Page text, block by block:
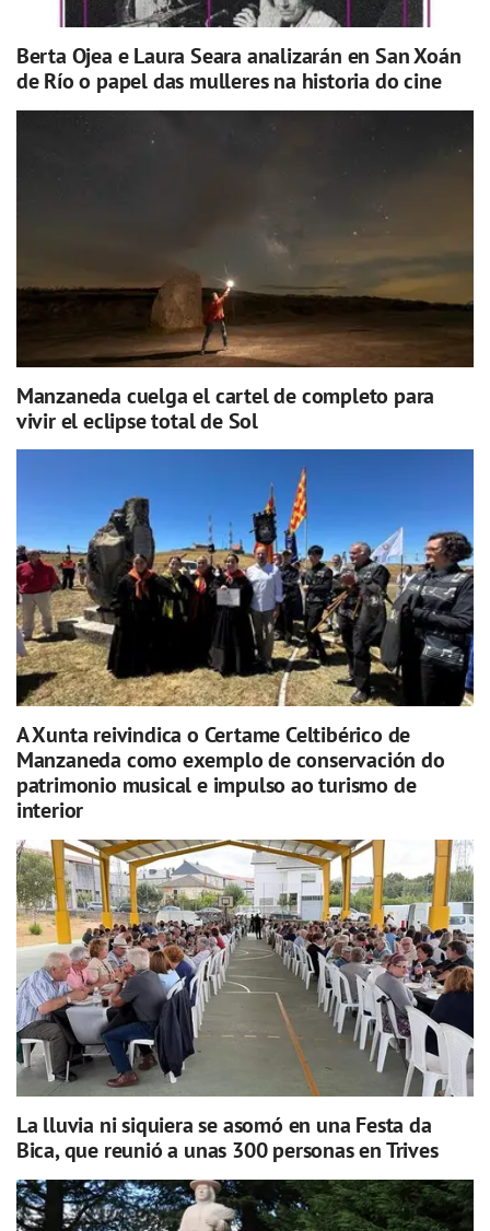
Berta Ojea e Laura Seara analizarán en San Xoán
de Río o papel das mulleres na historia do cine
Manzaneda cuelga el cartel de completo para
vivir el eclipse total de Sol
A Xunta reivindica o Certame Celtibérico de
Manzaneda como exemplo de conservación do
patrimonio musical e impulso ao turismo de
interior
La lluvia ni siquiera se asomó en una Festa da
Bica, que reunió a unas 300 personas en Trives